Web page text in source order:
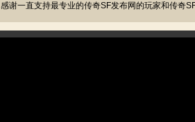
感谢一直支持最专业的传奇SF发布网的玩家和传奇